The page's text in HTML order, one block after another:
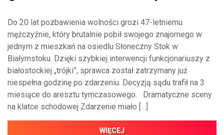
Do 20 lat pozbawienia wolności grozi 47-letniemu
mężczyźnie, który brutalnie pobił swojego znajomego w
jednym z mieszkań na osiedlu Słoneczny Stok w
Białymstoku. Dzięki szybkiej interwencji funkcjonariuszy z
białostockiej „trójki”, sprawca został zatrzymany już
niespełna godzinę po zdarzeniu. Decyzją sądu trafił na 3
miesiące do aresztu tymczasowego. Dramatyczne sceny
na klatce schodowej Zdarzenie miało […]
WIĘCEJ